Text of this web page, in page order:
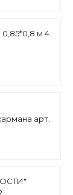
м 4
арт.